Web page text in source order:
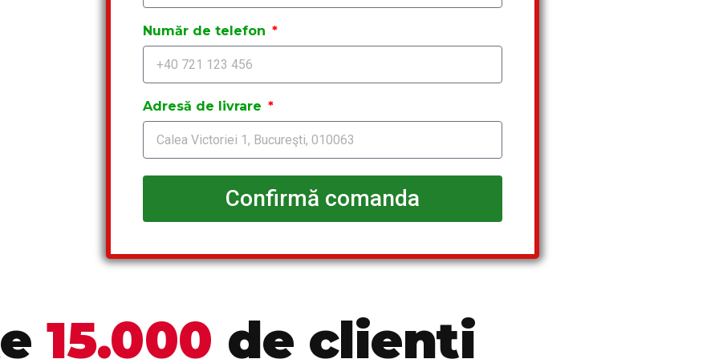
Număr de telefon
Adresă de livrare
Confirmă comanda
15.000 de clienți